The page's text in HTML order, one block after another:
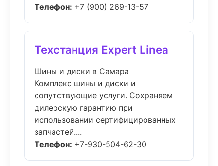
Телефон: +7 (900) 269-13-57
Техстанция Expert Linea
Шины и диски в Самара
Комплекс шины и диски и
сопутствующие услуги. Сохраняем
дилерскую гарантию при
использовании сертифицированных
запчастей....
Телефон: +7-930-504-62-30